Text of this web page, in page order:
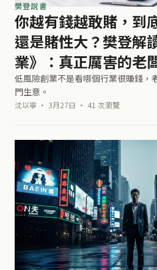
樊登說書
你越有錢越敢賭，到
還是賭性大？樊登解
業》：真正厲害的老
低風險創業不是看哪個行業很賺錢，
門生意。
沈以寧 · 3月27日 · 41 次瀏覽